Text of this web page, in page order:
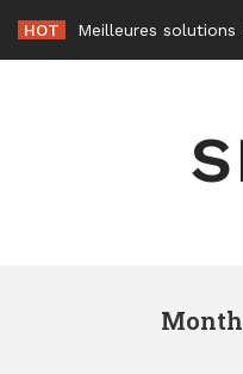
content
HOT